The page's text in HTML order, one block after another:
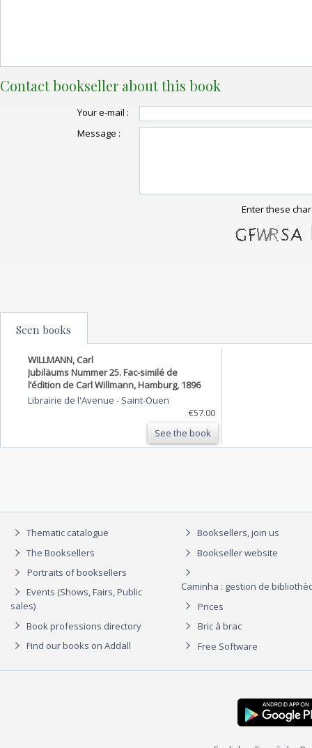
Contact bookseller about this book
Your e-mail :
Message :
Enter these
Seen books
WILLMANN, Carl
Jubiläums Nummer 25. Fac-similé de
l’édition de Carl Willmann, Hamburg, 1896
Librairie de l'Avenue - Saint-Ouen
€57.00
See the book
Thematic catalogue
The Booksellers
Portraits of booksellers
Events (Shows, Fairs, Public
sales)
Book professions directory
Find our books on Addall
Booksellers, join us
Bookseller website
Caminha : gestion de
Prices
Bric à brac
Free Software